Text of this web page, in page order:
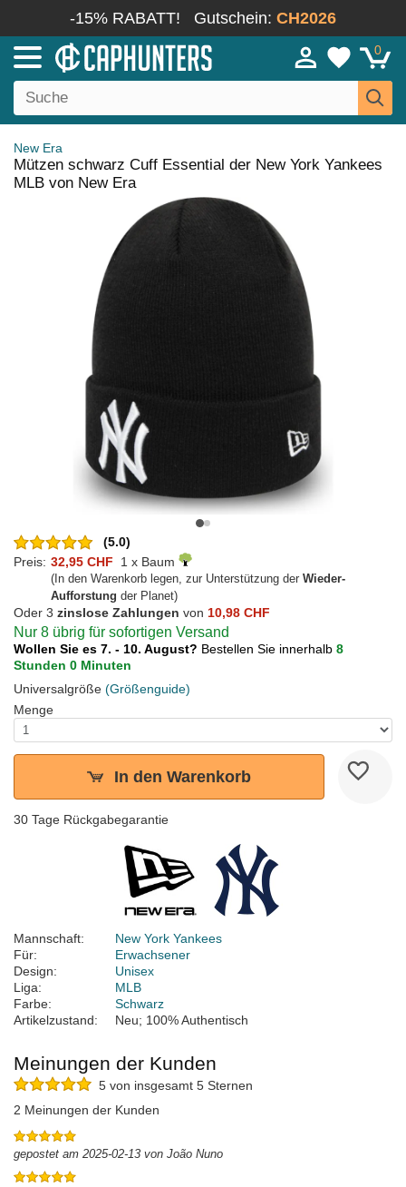
-15% RABATT! Gutschein: CH2026
0
New Era
Mützen schwarz Cuff Essential der New York Yankees
MLB von New Era
(5.0)
Preis: 32,95 CHF 1 x Baum
(In den Warenkorb legen, zur Unterstützung der Wieder-
Aufforstung der Planet)
Oder 3 zinslose Zahlungen von 10,98 CHF
Nur 8 übrig für sofortigen Versand
Wollen Sie es 7. - 10. August? Bestellen Sie innerhalb 8
Stunden 0 Minuten
Universalgröße (Größenguide)
Menge
In den Warenkorb
30 Tage Rückgabegarantie
Mannschaft:
New York Yankees
Für:
Erwachsener
Design:
Unisex
Liga:
MLB
Farbe:
Schwarz
Artikelzustand:
Neu; 100% Authentisch
Meinungen der Kunden
5 von insgesamt 5 Sternen
2 Meinungen der Kunden
gepostet am 2025-02-13 von João Nuno